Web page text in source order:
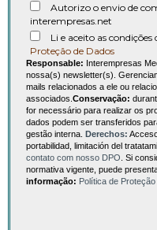
Autorizo o envio de
interempresas.net
Li e aceito as condições
Proteção de Dados
Responsable: Interempresas
nossa(s) newsletter(s).
mails relacionados a ele ou
associados. Conservação:
for necessário para realizar os
dados podem ser transferidos
gestão interna. Derechos:
portabilidad, limitación del
contato com nosso DPO . Si
normativa vigente, puede
informação: Política de